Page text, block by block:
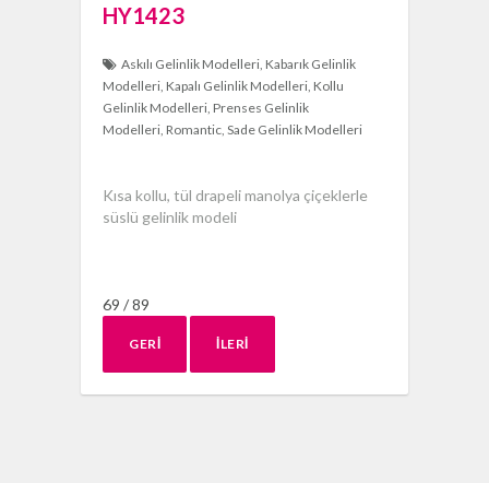
HY1423
Askılı Gelinlik Modelleri Kabarık Gelinlik
Modelleri Kapalı Gelinlik Modelleri Kollu
Gelinlik Modelleri Prenses Gelinlik
Modelleri Romantic Sade Gelinlik Modelleri
Kısa kollu, tül drapeli manolya çiçeklerle
süslü gelinlik modeli
69 / 89